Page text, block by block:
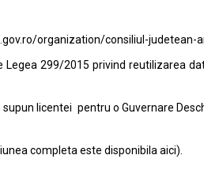
organization/consiliul-judetean-
Legea 299/2015 privind reutilizarea
licentei pentru o Guvernare
completa este disponibila aici).